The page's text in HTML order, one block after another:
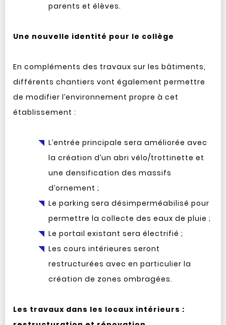
parents et élèves.
Une nouvelle identité pour le collège
En compléments des travaux sur les bâtiments,
différents chantiers vont également permettre
de modifier l’environnement propre à cet
établissement :
L’entrée principale sera améliorée avec
la création d’un abri vélo/trottinette et
une densification des massifs
d’ornement ;
Le parking sera désimperméabilisé pour
permettre la collecte des eaux de pluie ;
Le portail existant sera électrifié ;
Les cours intérieures seront
restructurées avec en particulier la
création de zones ombragées.
Les travaux dans les locaux intérieurs :